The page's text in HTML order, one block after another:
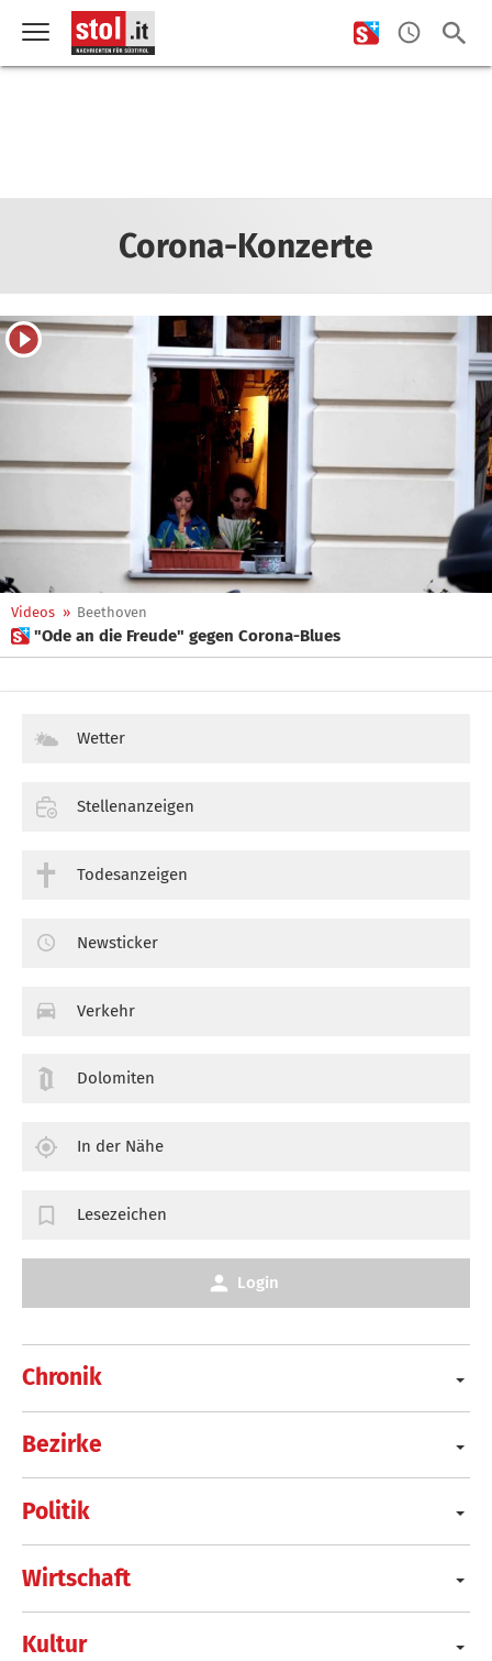
Corona-Konzerte
Videos » Beethoven
 "Ode an die Freude" gegen Corona-Blues
Chronik
Bezirke
Politik
Wirtschaft
Kultur
Wetter
Stellenanzeigen
Todesanzeigen
Newsticker
Verkehr
Dolomiten
In der Nähe
Lesezeichen
Login